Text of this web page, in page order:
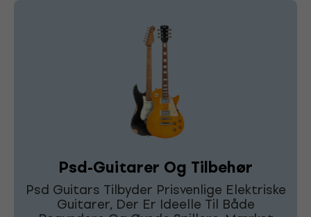
Psd-Guitarer Og Tilbehør
Psd Guitars Tilbyder Prisvenlige Elektriske
Guitarer, Der Er Ideelle Til Både